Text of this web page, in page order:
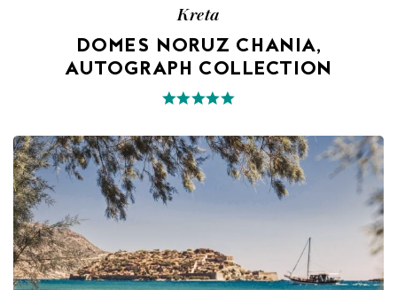
Kreta
DOMES NORUZ CHANIA,
AUTOGRAPH COLLECTION